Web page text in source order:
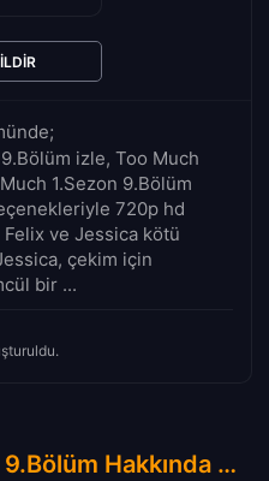
izle, Too Much
1.Sezon 9.Bölüm
720p hd
ve Jessica kötü
çekim için
bir ...
Too Much : 1.Sezon 9.Bölüm Hakkında Yorumlar